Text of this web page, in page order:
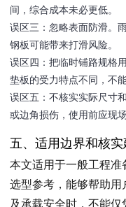
间，综合成本未必更低。
误区三：忽略表面防滑。
钢板可能带来打滑风险。
误区四：把临时铺路规格
垫板的受力特点不同，不
误区五：不核实实际尺寸
或边角损伤，使用前应现场
五、适用边界和核实
本文适用于一般工程
选型参考，能够帮助
及承载安全时，不能仅